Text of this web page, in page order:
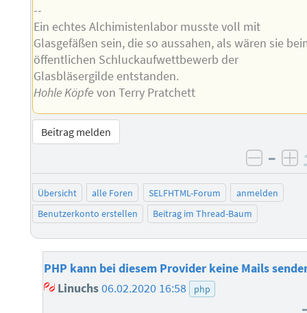
--
Ein echtes Alchimistenlabor musste voll mit
Glasgefäßen sein, die so aussahen, als wären sie
öffentlichen Schluckaufwettbewerb der
Glasbläsergilde entstanden.
Hohle Köpfe von Terry Pratchett
Beitrag melden
–
Übersicht alle Foren SELFHTML-Forum
anmelden
Benutzerkonto erstellen
Beitrag im Thread-Baum
PHP kann bei diesem Provider keine Mails
Linuchs06.02.2020 16:58 php